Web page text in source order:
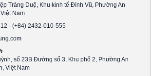
Tràng Duệ, Khu kinh tế Đình Vũ, Phường An
Nam
- (+84) 2432-010-555
số 23B Đường số 3, Khu phố 2, Phường An
Việt Nam